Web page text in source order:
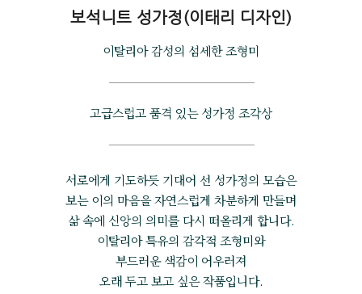
보석니트 성가정(이태리 디자인)
이탈리아 감성의 섬세한 조형미
고급스럽고 품격 있는 성가정 조각상
서로에게 기도하듯 기대어 선 성가정의 모습은
보는 이의 마음을 자연스럽게 차분하게 만들며
삶 속에 신앙의 의미를 다시 떠올리게 합니다.
이탈리아 특유의 감각적 조형미와
부드러운 색감이 어우러져
오래 두고 보고 싶은 작품입니다.